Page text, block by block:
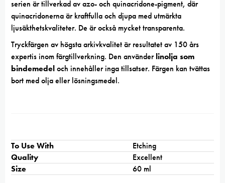
serien är tillverkad av azo- och quinacridone-pigment, där
quinacridonerna är kraftfulla och djupa med utmärkta
ljusäkthetskvaliteter. De är också mycket transparenta.
Tryckfärgen av högsta arkivkvalitet är resultatet av 150 års
expertis inom färgtillverkning. Den använderlinolja som
bindemedeloch innehåller inga tillsatser. Färgen kan tvättas
bort med olja eller lösningsmedel.
To Use With
Etching
Quality
Excellent
Size
60 ml